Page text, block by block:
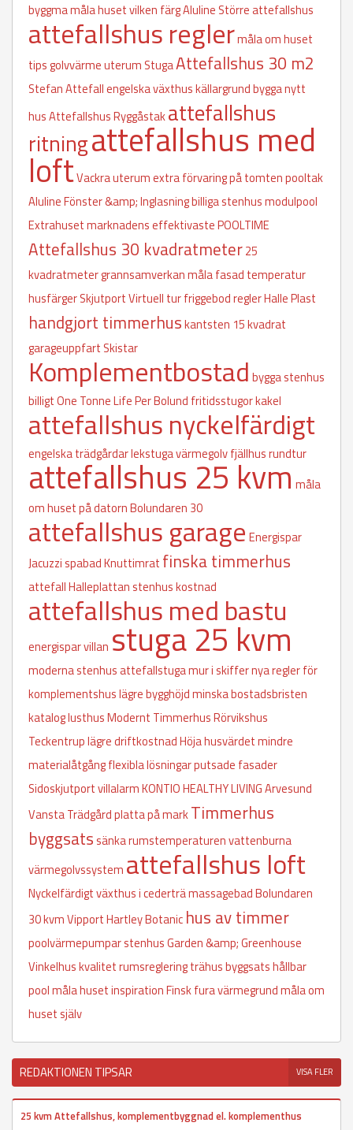
byggmamåla huset vilken färgAluline Större attefallshus
attefallshus reglermåla om huset
tipsgolvvärme uterum StugaAttefallshus 30 m2
Stefan Attefallengelska växthuskällargrundbygga nytt
husAttefallshusRyggåstakattefallshus
ritningattefallshus med
loftVackra uterumextra förvaring på tomtenpooltak
Aluline Fönster &amp; Inglasningbilliga stenhusmodulpool
Extrahusetmarknadens effektivastePOOLTIME
Attefallshus 30 kvadratmeter25
kvadratmetergrannsamverkanmåla fasad temperatur
husfärgerSkjutportVirtuell turfriggebod reglerHalle Plast
handgjort timmerhuskantsten 15 kvadrat
garageuppfart Skistar
Komplementbostad bygga stenhus
billigtOne Tonne LifePer Bolund fritidsstugorkakel
attefallshus nyckelfärdigt
engelska trädgårdarlekstugavärmegolvfjällhusrundtur
attefallshus 25 kvm måla
om huset på datornBolundaren 30
attefallshus garage Energispar
Jacuzzi spabadKnuttimrat finska timmerhus
attefallHalleplattan stenhus kostnad
attefallshus med bastu
energispar villan stuga 25 kvm
moderna stenhusattefallstugamur i skiffernya regler för
komplementshuslägre bygghöjdminska bostadsbristen
kataloglusthusModernt TimmerhusRörvikshus
Teckentruplägre driftkostnadHöja husvärdetmindre
materialåtgångflexibla lösningarputsade fasader
SidoskjutportvillalarmKONTIO HEALTHY LIVINGArvesund
Vansta Trädgårdplatta på markTimmerhus
byggsats sänka rumstemperaturenvattenburna
värmegolvssystem attefallshus loft
Nyckelfärdigtväxthus i cederträmassagebadBolundaren
30 kvmVipportHartley Botanic hus av timmer
poolvärmepumparstenhusGarden &amp; Greenhouse
Vinkelhuskvalitetrumsregleringträhus byggsatshållbar
poolmåla huset inspirationFinsk furavärmegrundmåla om
huset själv
REDAKTIONEN TIPSAR VISA FLER
25 kvm Attefallshus, komplementbyggnad el. komplementhus